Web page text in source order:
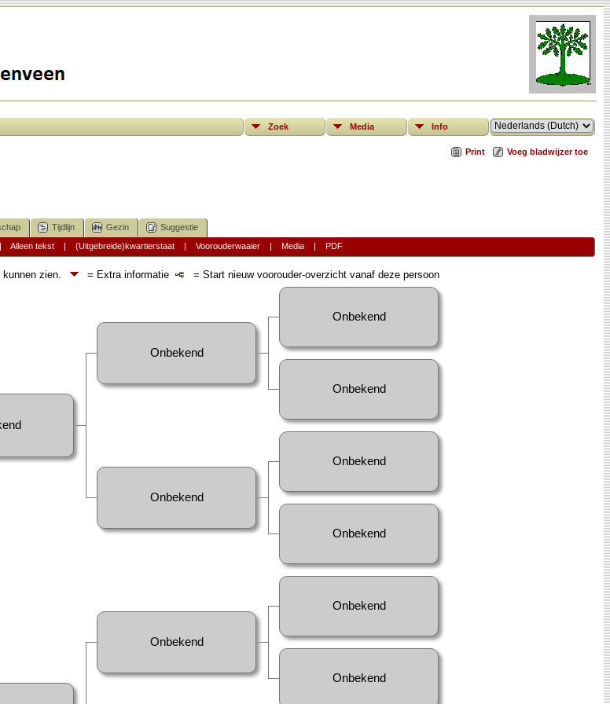
Zoek Media Info
Print Voeg bladwijzer toe
Tijdlijn Gezin Suggestie
Alleen tekst| (Uitgebreide)kwartierstaat| Voorouderwaaier| Media| PDF
zien. = Extra informatie = Start nieuw voorouder-overzicht vanaf deze persoon
Onbekend
Onbekend
Onbekend
Onbekend
Onbekend
Onbekend
Onbekend
Onbekend
Onbekend